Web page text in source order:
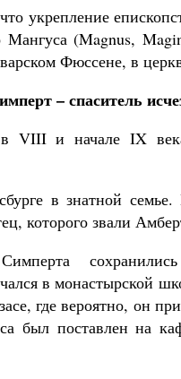
укрепление
Мангуса (Magnus,
Фюссене, в
– спаситель
в VIII и начале IX
в знатной
которого звали
в монастырской
где вероятно, он
был поставлен на